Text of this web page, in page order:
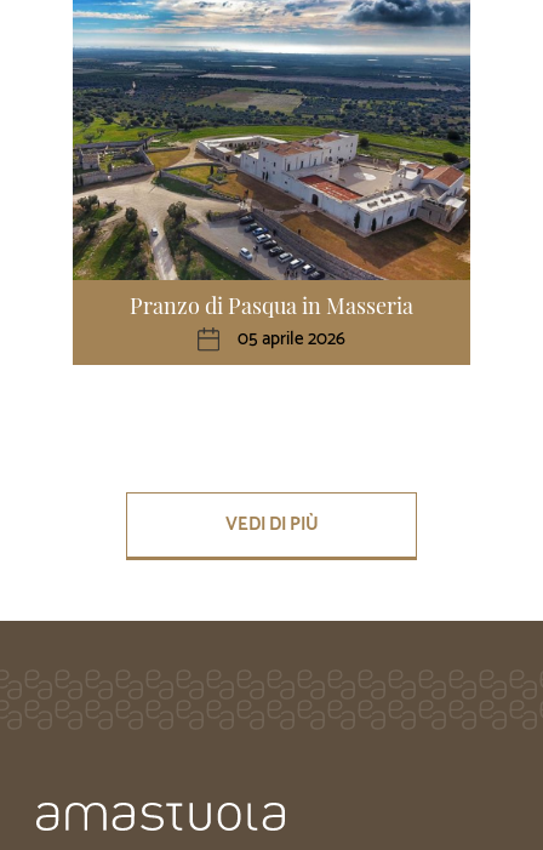
Pranzo di Pasqua in Masseria
05 aprile 2026
VEDI DI PIÙ